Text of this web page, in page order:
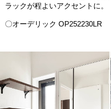
ラックが程よいアクセントに。
〇オーデリック OP252230LR